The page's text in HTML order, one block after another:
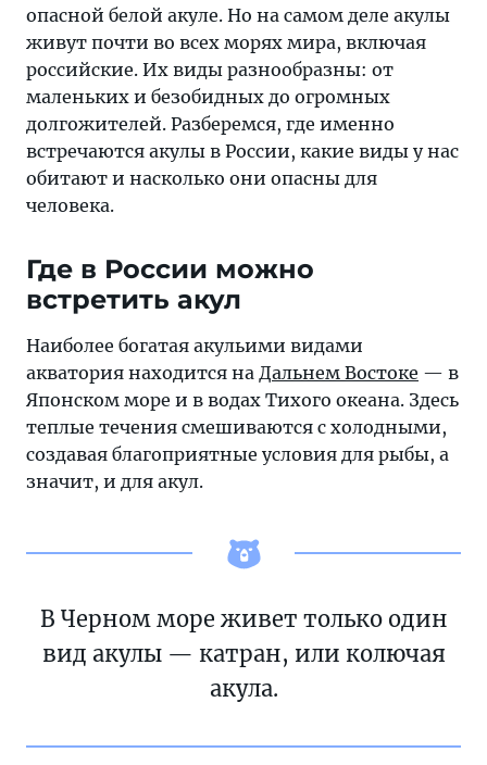
обитают
насколько
они
опасной белой акуле. Но на самом деле акулы
живут почти во всех морях мира, включая
российские. Их виды разнообразны: от
маленьких и безобидных до огромных
долгожителей. Разберемся, где именно
встречаются акулы в России, какие виды у нас
обитают и насколько они опасны для
человека.
Где в России можно
встретить акул
Наиболее богатая акульими видами
акватория находится на Дальнем Востоке — в
Японском море и в водах Тихого океана. Здесь
теплые течения смешиваются с холодными,
создавая благоприятные условия для рыбы, а
значит, и для акул.
В Черном море живет только один
вид акулы — катран, или колючая
акула.